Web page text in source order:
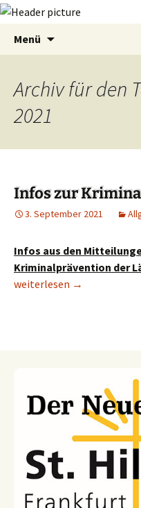
Menü
Archiv für den
2021
Infos zur
3. September 2021
Infos aus den
Kriminalprävention der
Infos zur
weiterlesen →